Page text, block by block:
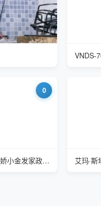
VNDS-
0
艾玛·斯塔莱托 (Emma Starletto) 性感娇小金发家政服务员